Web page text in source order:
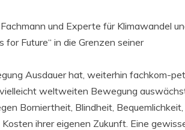
und Experte für Klimawandel
Future“ in die Grenzen seiner
Ausdauer hat, weiterhin fachkom-
weltweiten Bewegung
Borniertheit, Blindheit, Bequemlichkeit,
ihrer eigenen Zukunft. Eine